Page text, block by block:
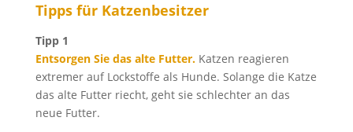
Tipps für Katzenbesitzer
Tipp 1
Entsorgen Sie das alte Futter.Katzen reagieren
extremer auf Lockstoffe als Hunde. Solange die Katze
das alte Futter riecht, geht sie schlechter an das
neue Futter.